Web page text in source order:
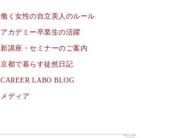
働く女性の自立美人のルール
アカデミー卒業生の活躍
新講座・セミナーのご案内
京都で暮らす徒然日記
CAREER LABO BLOG
メディア